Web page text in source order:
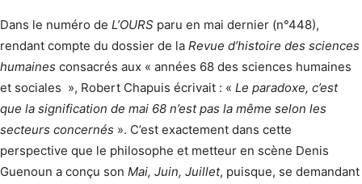
Dans le numéro de L’OURS paru en mai dernier (n°448),
rendant compte du dossier de la Revue d’histoire des sciences
humaines consacrés aux « années 68 des sciences humaines
et sociales », Robert Chapuis écrivait : « Le paradoxe, c’est
que la signification de mai 68 n’est pas la même selon les
secteurs concernés ». C’est exactement dans cette
perspective que le philosophe et metteur en scène Denis
Guenoun a conçu son Mai, Juin, Juillet, puisque, se demandant